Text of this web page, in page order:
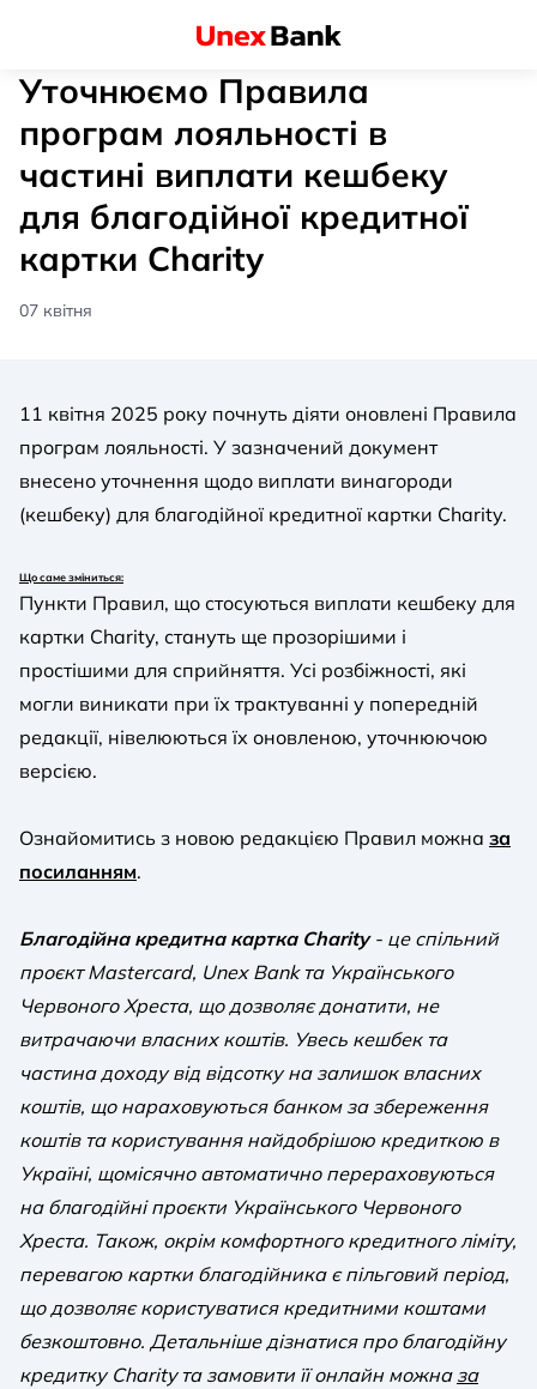
Уточнюємо Правила
програм лояльності в
частині виплати кешбеку
для благодійної кредитної
картки Charity
07 квітня
11 квітня 2025 року почнуть діяти оновлені Правила
програм лояльності. У зазначений документ
внесено уточнення щодо виплати винагороди
(кешбеку) для благодійної кредитної картки Charity.
Що саме зміниться:
Пункти Правил, що стосуються виплати кешбеку для
картки Charity, стануть ще прозорішими і
простішими для сприйняття. Усі розбіжності, які
могли виникати при їх трактуванні у попередній
редакції, нівелюються їх оновленою, уточнюючою
версією.
Ознайомитись з новою редакцією Правил можна за
посиланням.
Благодійна кредитна картка Charity- це спільний
проєкт Mastercard, Unex Bank та Українського
Червоного Хреста, що дозволяє донатити, не
витрачаючи власних коштів. Увесь кешбек та
частина доходу від відсотку на залишок власних
коштів, що нараховуються банком за збереження
коштів та користування найдобрішою кредиткою в
Україні, щомісячно автоматично перераховуються
на благодійні проєкти Українського Червоного
Хреста. Також, окрім комфортного кредитного ліміту,
перевагою картки благодійника є пільговий період,
що дозволяє користуватися кредитними коштами
безкоштовно. Детальніше дізнатися про благодійну
кредитку Charity та замовити її онлайн можна за